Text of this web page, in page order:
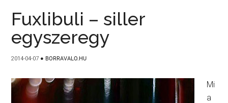
Fuxlibuli – siller
egyszeregy
2014-04-07 ● BORRAVALO.HU
Mi
a